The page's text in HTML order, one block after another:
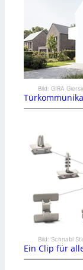
Bild: GIRA
Bild: Schnabl
Ein Clip für